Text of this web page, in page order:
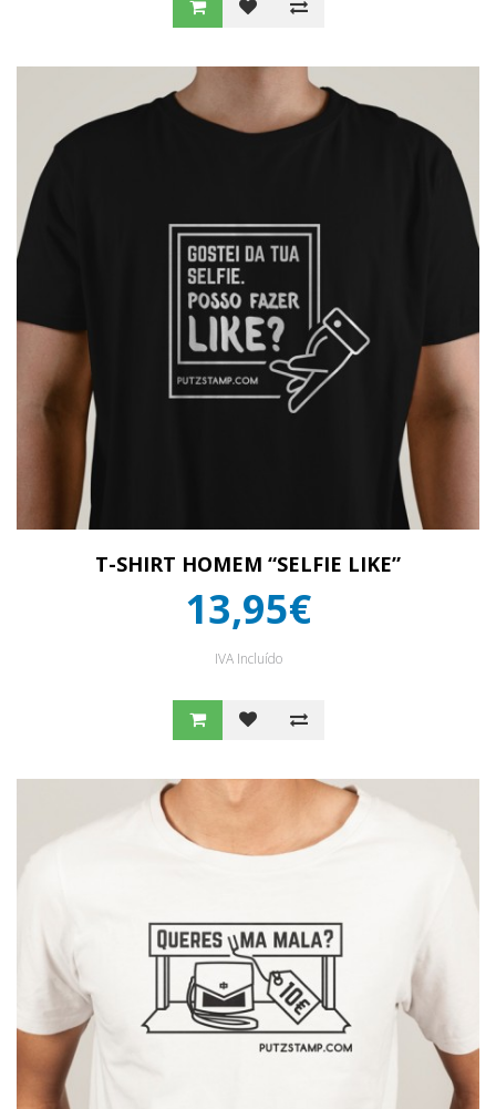
T-SHIRT HOMEM “SELFIE LIKE”
13,95€
IVA Incluído